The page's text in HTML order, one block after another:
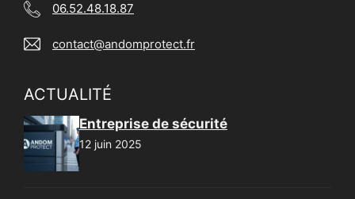
06.52.48.18.87
contact@andomprotect.fr
ACTUALITÉ
Entreprise de sécurité
12 juin 2025